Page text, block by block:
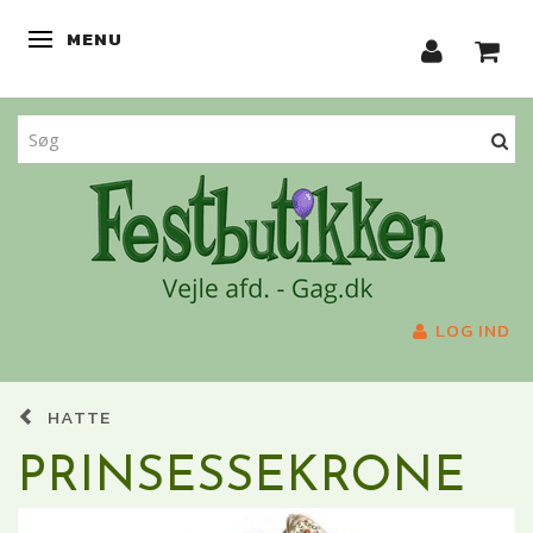
SKIFTE NAVIGATION
MENU
LOG IND
HATTE
PRINSESSEKRONE